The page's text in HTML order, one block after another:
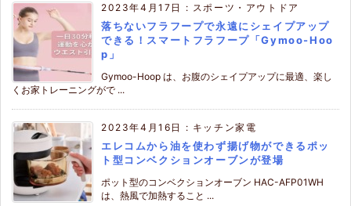
2023年4月17日 : スポーツ・アウトドア
落ちないフラフープで永遠にシェイプアップ
できる！スマートフラフープ「Gymoo-Hoo
p」
Gymoo-Hoop は、お腹のシェイプアップに最適、楽し
くお家トレーニングがで ...
2023年4月16日 : キッチン家電
エレコムから油を使わず揚げ物ができるポッ
ト型コンベクションオーブンが登場
ポット型のコンベクションオーブン HAC-AFP01WH
は、熱風で加熱すること ...